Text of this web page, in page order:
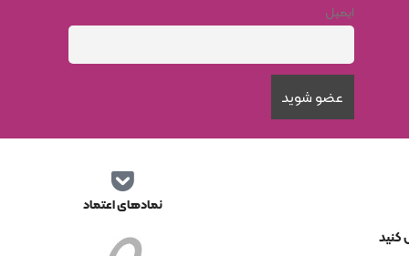
سبک عقیق
ایمیل
کنید
نمادهای اعتماد